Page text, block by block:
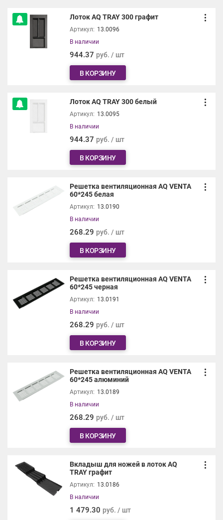
Лоток AQ TRAY 300 графит
Артикул: 13.0096
В наличии
944.37 руб. / шт
В КОРЗИНУ
Лоток AQ TRAY 300 белый
Артикул: 13.0095
В наличии
944.37 руб. / шт
В КОРЗИНУ
Решетка вентиляционная AQ VENTA
60*245 белая
Артикул: 13.0190
В наличии
268.29 руб. / шт
В КОРЗИНУ
Решетка вентиляционная AQ VENTA
60*245 черная
Артикул: 13.0191
В наличии
268.29 руб. / шт
В КОРЗИНУ
Решетка вентиляционная AQ VENTA
60*245 алюминий
Артикул: 13.0189
В наличии
268.29 руб. / шт
В КОРЗИНУ
Вкладыш для ножей в лоток AQ
TRAY графит
Артикул: 13.0186
В наличии
1 479.30 руб. / шт